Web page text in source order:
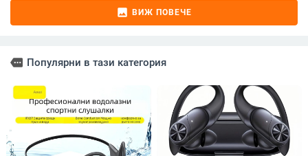
image ВИЖ ПОВЕЧЕ
more Популярни в тази категория